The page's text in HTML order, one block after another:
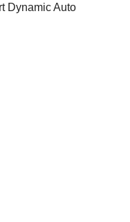
Dynamic Auto